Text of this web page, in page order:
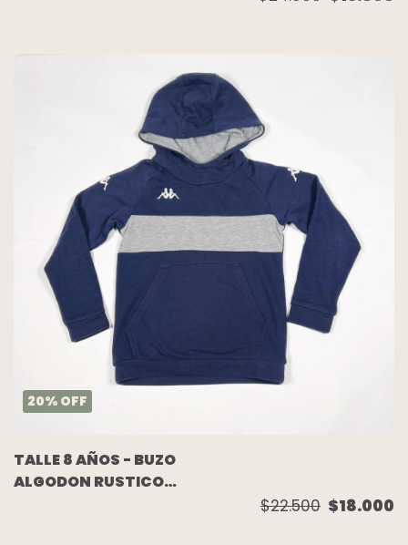
20% OFF
TALLE 8 AÑOS - BUZO
ALGODON RUSTICO
$22.500 $18.000